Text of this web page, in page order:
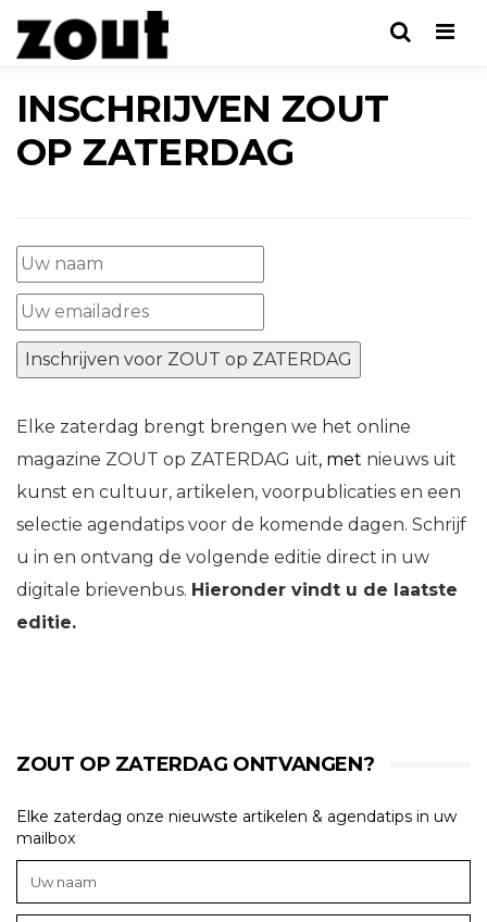
INSCHRIJVEN ZOUT
OP ZATERDAG
Elke zaterdag brengt brengen we het online
magazine ZOUT op ZATERDAG uit, met nieuws uit
kunst en cultuur, artikelen, voorpublicaties en een
selectie agendatips voor de komende dagen. Schrijf
u in en ontvang de volgende editie direct in uw
digitale brievenbus. Hieronder vindt u de laatste
editie.
ZOUT OP ZATERDAG ONTVANGEN?
Elke zaterdag onze nieuwste artikelen & agendatips in uw
mailbox